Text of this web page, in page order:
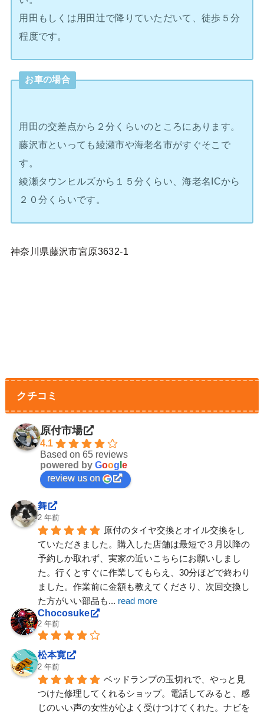
用田もしくは用田辻で降りていただいて、徒歩５分
程度です。
お車の場合
用田の交差点から２分くらいのところにあります。
藤沢市といっても綾瀬市や海老名市がすぐそこで
す。
綾瀬タウンヒルズから１５分くらい、海老名ICから
２０分くらいです。
神奈川県藤沢市宮原3632-1
クチコミ
原付市場
4.1
Based on 65 reviews
powered by Goog e
review us on
舞
2 年前
原付のタイヤ交換とオイル交換をし
ていただきました。購入した店舗は最短で３月以降の
予約しか取れず、実家の近いこちらにお願いしまし
た。行くとすぐに作業してもらえ、30分ほどで終わり
ました。作業前に金額も教えてくださり、次回交換し
た方がいい部品も... read more
Chocosuke
2 年前
松本寛
2 年前
ベッドランプの玉切れで、やっと見
つけた修理してくれるショップ。電話してみると、感
じのいい声の女性が心よく受けつけてくれた。ナビを